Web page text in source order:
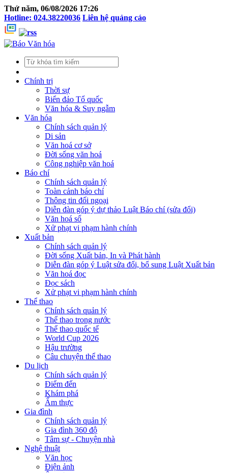
Thứ năm, 06/08/2026 17:26
Hotline: 024.38220036 Liên hệ quảng cáo
Chính trị
Thời sự
Biển đảo Tổ quốc
Văn hóa & Suy ngẫm
Văn hóa
Chính sách quản lý
Di sản
Văn hoá cơ sở
Đời sống văn hoá
Công nghiệp văn hoá
Báo chí
Chính sách quản lý
Toàn cảnh báo chí
Thông tin đối ngoại
Diễn đàn góp ý dự thảo Luật Báo chí (sửa đổi)
Văn hoá số
Xử phạt vi phạm hành chính
Xuất bản
Chính sách quản lý
Đời sống Xuất bản, In và Phát hành
Diễn đàn góp ý Luật sửa đổi, bổ sung Luật Xuất bản
Văn hoá đọc
Đọc sách
Xử phạt vi phạm hành chính
Thể thao
Chính sách quản lý
Thể thao trong nước
Thể thao quốc tế
World Cup 2026
Hậu trường
Câu chuyện thể thao
Du lịch
Chính sách quản lý
Điểm đến
Khám phá
Ẩm thực
Gia đình
Chính sách quản lý
Gia đình 360 độ
Tâm sự - Chuyện nhà
Nghệ thuật
Văn học
Điện ảnh